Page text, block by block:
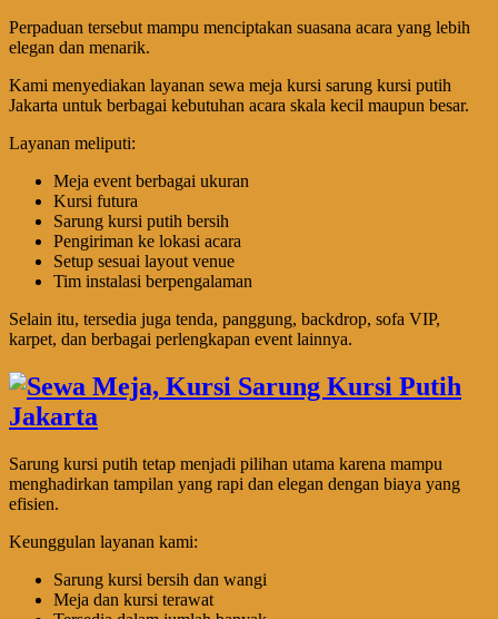
Perpaduan tersebut mampu menciptakan suasana acara yang lebih
elegan dan menarik.
Kami menyediakan layanan sewa meja kursi sarung kursi putih
Jakarta untuk berbagai kebutuhan acara skala kecil maupun besar.
Layanan meliputi:
Meja event berbagai ukuran
Kursi futura
Sarung kursi putih bersih
Pengiriman ke lokasi acara
Setup sesuai layout venue
Tim instalasi berpengalaman
Selain itu, tersedia juga tenda, panggung, backdrop, sofa VIP,
karpet, dan berbagai perlengkapan event lainnya.
Sarung kursi putih tetap menjadi pilihan utama karena mampu
menghadirkan tampilan yang rapi dan elegan dengan biaya yang
efisien.
Keunggulan layanan kami:
Sarung kursi bersih dan wangi
Meja dan kursi terawat